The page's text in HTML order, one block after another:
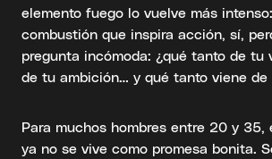
elemento fuego lo vuelve más
combustión que inspira acción, sí,
pregunta incómoda: ¿qué tanto de tu
de tu ambición… y qué tanto viene de
Para muchos hombres entre 20 y 35,
ya no se vive como promesa bonita.